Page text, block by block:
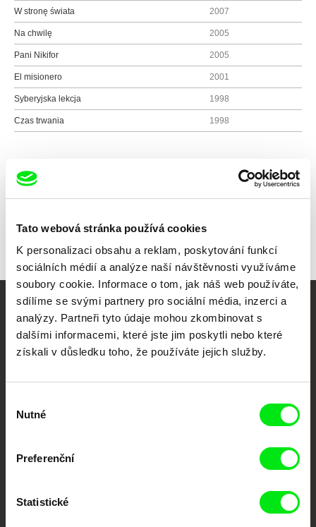
Tato webová stránka používá cookies
K personalizaci obsahu a reklam, poskytování funkcí
sociálních médií a analýze naší návštěvnosti využíváme
soubory cookie. Informace o tom, jak náš web používáte,
sdílíme se svými partnery pro sociální média, inzerci a
analýzy. Partneři tyto údaje mohou zkombinovat s
dalšími informacemi, které jste jim poskytli nebo které
získali v důsledku toho, že používáte jejich služby.
souhlasu
Nutné
Preferenční
Statistické
W stronę świata 2007
Na chwilę 2005
Pani Nikifor 2005
El misionero 2001
Syberyjska lekcja 1998
Czas trwania 1998
Vaše online
dokumentární kino
Nové festivalové filmy
festivalů dokumentárního filmu sdružených do Doc Alliance. Naším cílem je
posouvat hranice dokumentárního filmu, propagovat jeho rozmanitost a